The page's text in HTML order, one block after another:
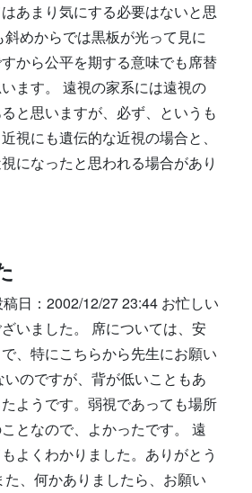
あまり気にする必要はないと思
めからでは黒板が光って見に
から公平を期する意味でも席替
ます。 遠視の家系には遠視の
と思いますが、必ず、というも
視にも遺伝的な近視の場合と、
になったと思われる場合があり
日：2002/12/27 23:44 お忙しい
いました。 席については、安
、特にこちらから先生にお願い
いのですが、背が低いこともあ
ようです。弱視であっても場所
となので、よかったです。 遠
よくわかりました。ありがとう
た、何かありましたら、お願い